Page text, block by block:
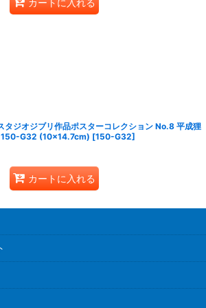
カートに入れる
ジオジブリ作品ポスターコレクション No.8 平成狸
150-G32 (10×14.7cm) [150-G32]
カートに入れる